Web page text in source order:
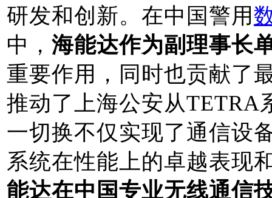
研发和创新。在中国警用
中， 海能达作为副理事长
重要作用，同时也贡献了
推动了上海公安从TETRA
一切换不仅实现了通信设
系统在性能上的卓越表现
能达在中国专业无线通信